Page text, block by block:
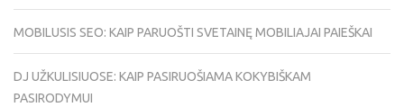
MOBILUSIS SEO: KAIP PARUOŠTI SVETAINĘ MOBILIAJAI PAIEŠKAI
DJ UŽKULISIUOSE: KAIP PASIRUOŠIAMA KOKYBIŠKAM
PASIRODYMUI